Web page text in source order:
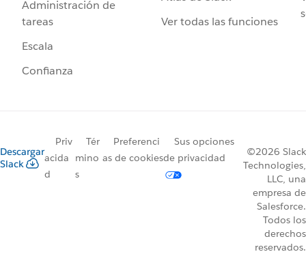
Administración de
tareas
Escala
Confianza
Ver todas las funciones
Descargar
Slack
Priv
acida
d
Tér
mino
s
Preferenci
as de cookies
Sus opciones
de privacidad
©2026 Slack
Technologies,
LLC, una
empresa de
Salesforce.
Todos los
derechos
reservados.